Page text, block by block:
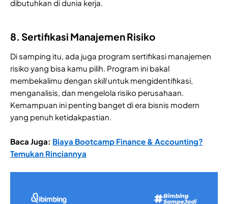
dibutuhkan di dunia kerja.
8. Sertifikasi Manajemen Risiko
Di samping itu, ada juga program sertifikasi manajemen
risiko yang bisa kamu pilih. Program ini bakal
membekalimu dengan skilluntuk mengidentifikasi,
menganalisis, dan mengelola risiko perusahaan.
Kemampuan ini penting banget di era bisnis modern
yang penuh ketidakpastian.
Baca Juga: Biaya Bootcamp Finance & Accounting?
Temukan Rinciannya